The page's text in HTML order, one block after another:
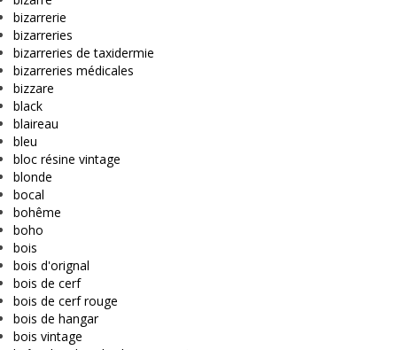
bizarrerie
bizarreries
bizarreries de taxidermie
bizarreries médicales
bizzare
black
blaireau
bleu
bloc résine vintage
blonde
bocal
bohême
boho
bois
bois d'orignal
bois de cerf
bois de cerf rouge
bois de hangar
bois vintage